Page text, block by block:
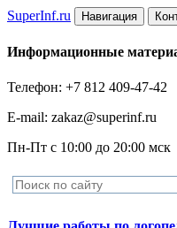
SuperInf.ru Навигация
Информационные
Телефон: +7 812 409-47-42
E-mail: zakaz@superinf.ru
Пн-Пт с 10:00 до 20:00 мск